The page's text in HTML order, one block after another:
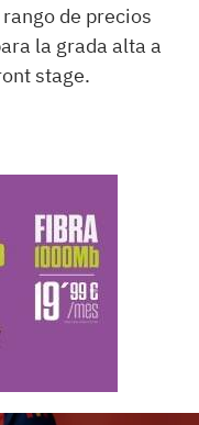
de precios
la grada alta a
stage.